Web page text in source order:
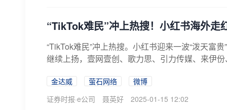
“TikTok难民”冲上热搜！小红书海外走
“TikTok难民”冲上热搜。小红书迎来一波“泼天富
继续上扬，壹网壹创、歌力思、引力传媒、来伊
金达威 萤石网络
微博
证券时报·e公司
聂英好 2025-01-15 12:02